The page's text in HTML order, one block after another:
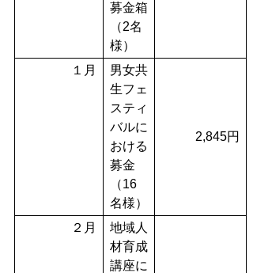
募金箱
（2名
様）
１月
男女共
生フェ
スティ
バルに
おける
募金
（16
名様）
2,845円
２月
地域人
材育成
講座に